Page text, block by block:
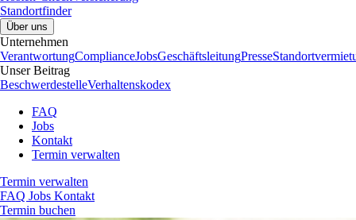
Standortfinder
Über uns
Unternehmen
VerantwortungComplianceJobsGeschäftsleitungPresse
Unser Beitrag
BeschwerdestelleVerhaltenskodex
FAQ
Jobs
Kontakt
Termin verwalten
Termin verwalten
FAQ Jobs Kontakt
Termin buchen